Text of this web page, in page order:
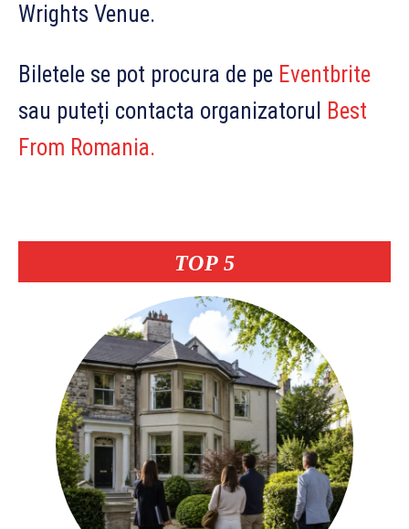
TOP 5
Wrights Venue.
Biletele se pot procura de pe Eventbrite
sau puteți contacta organizatorul
Best
From Romania.